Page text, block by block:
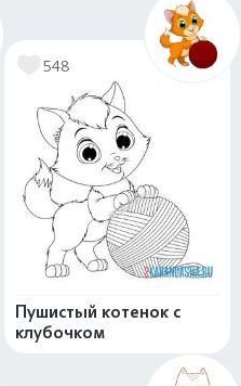
548
Пушистый котенок с
клубочком